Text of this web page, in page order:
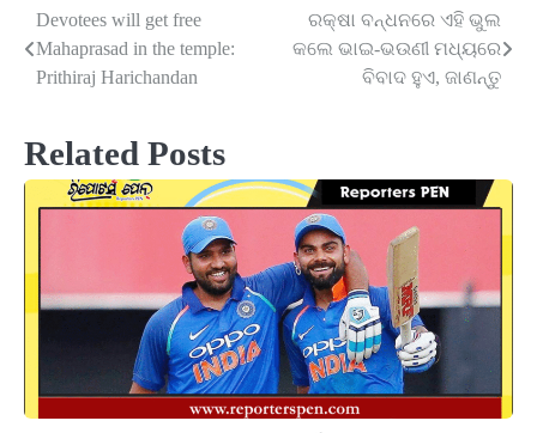
Post
navigation
Devotees will get free
Mahaprasad in the temple:
Prithiraj Harichandan
ରକ୍ଷା ବନ୍ଧନରେ ଏହି ଭୁଲ
କଲେ ଭାଇ-ଭଉଣୀ ମଧ୍ୟରେ
ବିବାଦ ହୁଏ, ଜାଣନ୍ତୁ
Related Posts